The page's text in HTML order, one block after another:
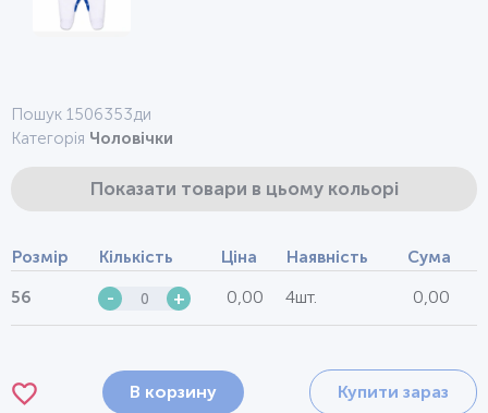
Пошук 1506353ди
Категорія Чоловічки
Показати товари в цьому кольорі
Розмір Кількість Ціна Наявність Сума
56 - + 0,00 4шт. 0,00
В корзину Купити зараз